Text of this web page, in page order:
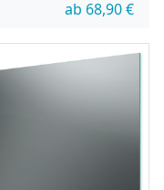
ab 68,90€